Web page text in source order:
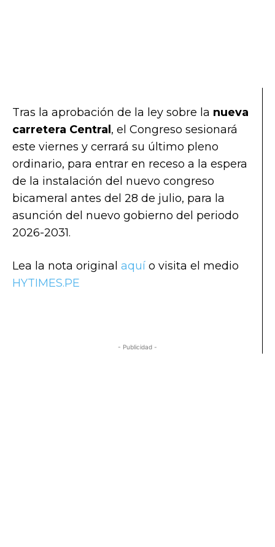
Tras la aprobación de la ley sobre la nueva
carretera Central , el Congreso sesionará
este viernes y cerrará su último pleno
ordinario, para entrar en receso a la espera
de la instalación del nuevo congreso
bicameral antes del 28 de julio, para la
asunción del nuevo gobierno del periodo
2026-2031.
Lea la nota original aquí o visita el medio
HYTIMES.PE
- Publicidad -